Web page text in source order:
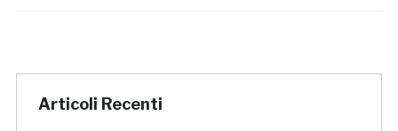
Articoli Recenti